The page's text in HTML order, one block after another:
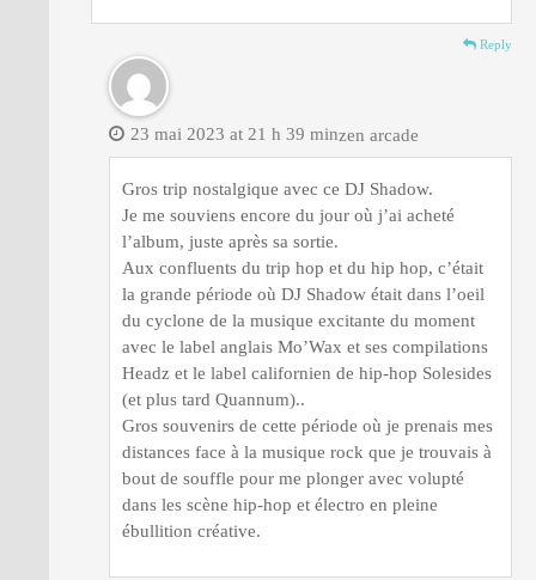
Reply
zen arcade
23 mai 2023 at 21 h 39 min
Gros trip nostalgique avec ce DJ Shadow.
Je me souviens encore du jour où j’ai acheté
l’album, juste après sa sortie.
Aux confluents du trip hop et du hip hop, c’était
la grande période où DJ Shadow était dans l’oeil
du cyclone de la musique excitante du moment
avec le label anglais Mo’Wax et ses compilations
Headz et le label californien de hip-hop Solesides
(et plus tard Quannum)..
Gros souvenirs de cette période où je prenais mes
distances face à la musique rock que je trouvais à
bout de souffle pour me plonger avec volupté
dans les scène hip-hop et électro en pleine
ébullition créative.